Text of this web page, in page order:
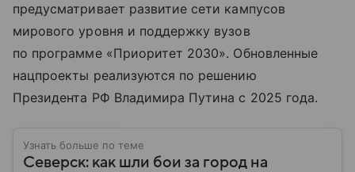
предусматривает развитие сети кампусов
мирового уровня и поддержку вузов
по программе «Приоритет 2030». Обновленные
нацпроекты реализуются по решению
Президента РФ Владимира Путина с 2025 года.
Узнать больше по теме
Северск: как шли бои за город на